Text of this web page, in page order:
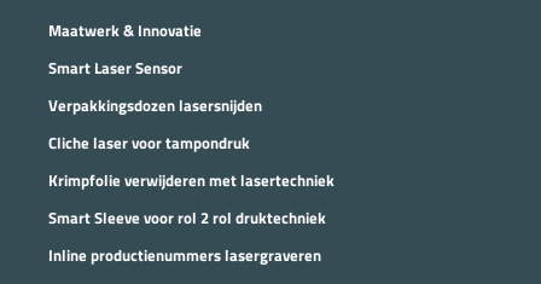
Maatwerk & Innovatie
Smart Laser Sensor
Verpakkingsdozen lasersnijden
Cliche laser voor tampondruk
Krimpfolie verwijderen met lasertechniek
Smart Sleeve voor rol 2 rol druktechniek
Inline productienummers lasergraveren